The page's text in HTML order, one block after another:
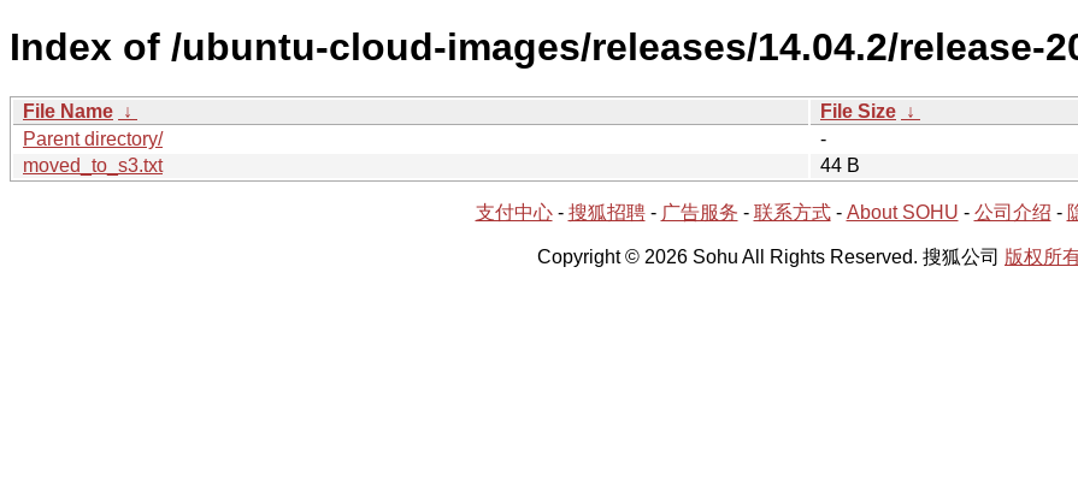
Index of /ubuntu-cloud-images/releases/14.04.2/release-
File Name ↓ File Size ↓
Parent directory/
-
moved_to_s3.txt
44 B
支付中心- 搜狐招聘- 广告服务 - 联系方式- About SOHU - 公司介绍 -
Copyright © 2026 Sohu All Rights Reserved. 搜狐公司 版权所